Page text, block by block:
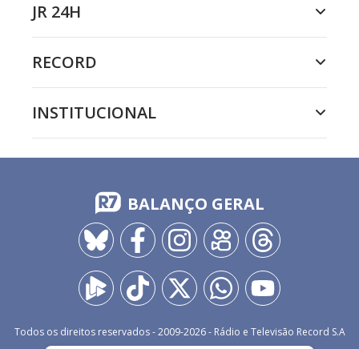
JR 24H
RECORD
INSTITUCIONAL
BALANÇO GERAL
Todos os direitos reservados - 2009-2026- Rádio e Televisão Record S.A